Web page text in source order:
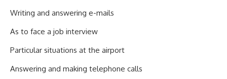
Writing and answering e-mails
As to face a job interview
Particular situations at the airport
Answering and making telephone calls